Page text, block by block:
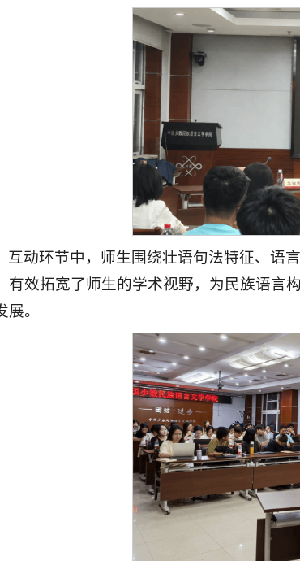
互动环节中，师生围绕壮语句法特征、语
有效拓宽了师生的学术视野，为民族语言
展。